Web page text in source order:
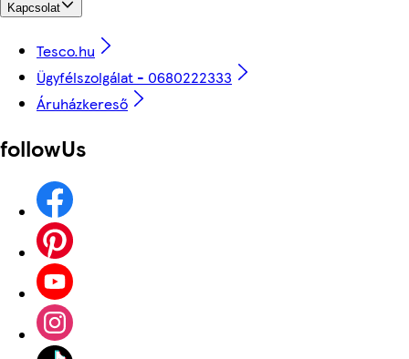
Kapcsolat
Tesco.hu
Ügyfélszolgálat - 0680222333
Áruházkereső
followUs